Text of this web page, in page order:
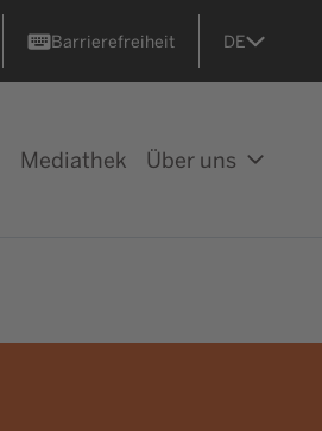
Barrierefreiheit DE
Mediathek Über uns